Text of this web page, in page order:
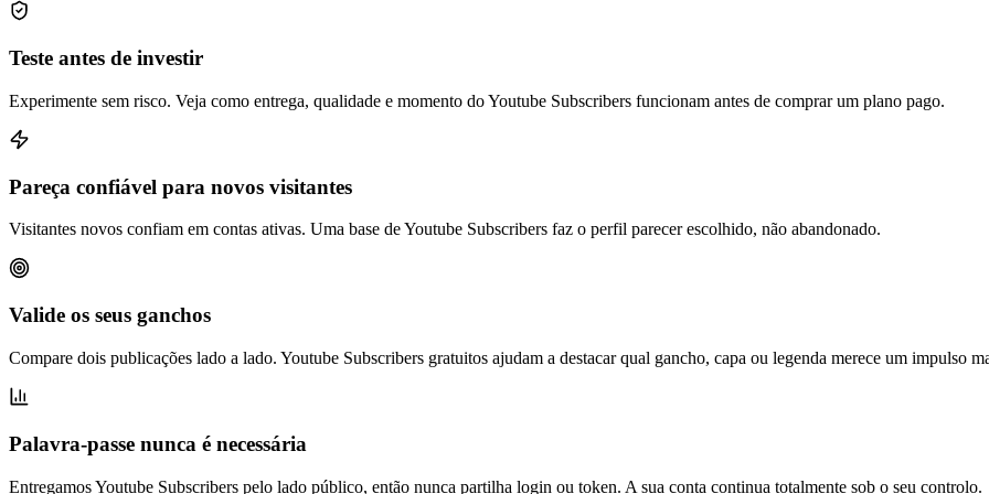
Teste antes de investir
Experimente sem risco. Veja como entrega, qualidade e momento do Youtube Subscribers funcionam antes de comprar um plano pago.
Pareça confiável para novos visitantes
Visitantes novos confiam em contas ativas. Uma base de Youtube Subscribers faz o perfil parecer escolhido, não abandonado.
Valide os seus ganchos
Compare dois publicações lado a lado. Youtube Subscribers gratuitos ajudam a destacar qual gancho, capa ou legenda merece um impulso
Palavra-passe nunca é necessária
Entregamos Youtube Subscribers pelo lado público, então nunca partilha login ou token. A sua conta continua totalmente sob o seu controlo.